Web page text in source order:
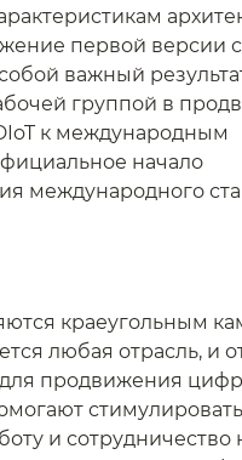
первой версии
важный
группой в
к международным
начало
международного
краеугольным
любая отрасль, и
продвижения
стимулировать
и сотрудничество